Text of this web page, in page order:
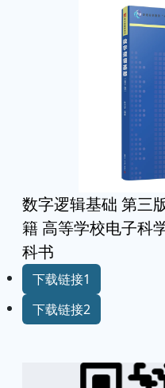
数字逻辑基础 第三
籍 高等学校电子科
科书
下载链接1
下载链接2